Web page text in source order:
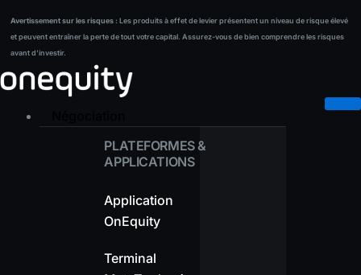
au
contenu
Avertissement sur les risques : Les produits à effet de levier présentent un niveau de risque élevé
et peuvent entraîner la perte de tout votre capital. Assurez-vous de bien comprendre les risques
avant d’investir.
Avertissement sur les risques : Les produits à effet de levier présentent un niveau de risque élevé
et peuvent entraîner la perte de tout votre capital. Assurez-vous de bien comprendre les risques
avant d’investir.
PLATEFORMES &
APPLICATIONS
Application
OnEquity
Terminal